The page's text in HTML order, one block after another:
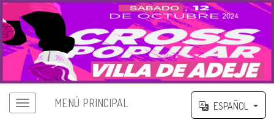
MENÚ PRINCIPAL ESPAÑOL